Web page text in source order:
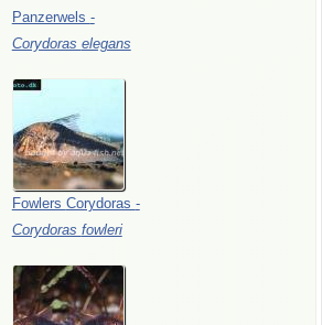
Panzerwels -
Corydoras elegans
Fowlers Corydoras -
Corydoras fowleri